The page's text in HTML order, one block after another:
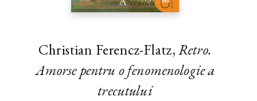
Christian Ferencz-Flatz,Retro.
Amorse pentru o fenomenologie a
trecutului